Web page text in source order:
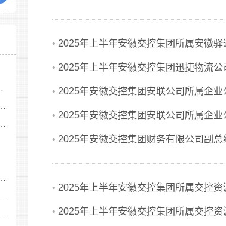
• 2025年上半年安徽交控集团所属安徽
• 2025年上半年安徽交控集团迅捷物流公
• 2025年安徽交控集团安联公司所属企业
• 2025年安徽交控集团安联公司所属企
• 2025年安徽交控集团财务有限公司副总
• 2025年上半年安徽交控集团所属交控
• 2025年上半年安徽交控集团所属交控